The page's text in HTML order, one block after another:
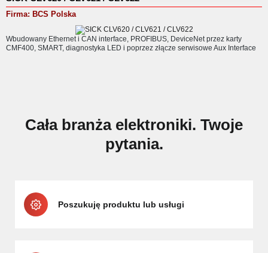
Firma: BCS Polska
Wbudowany Ethernet i CAN interface, PROFIBUS, DeviceNet przez karty
CMF400, SMART, diagnostyka LED i poprzez złącze serwisowe Aux Interface
Cała branża elektroniki. Twoje
pytania.
Poszukuję produktu lub usługi